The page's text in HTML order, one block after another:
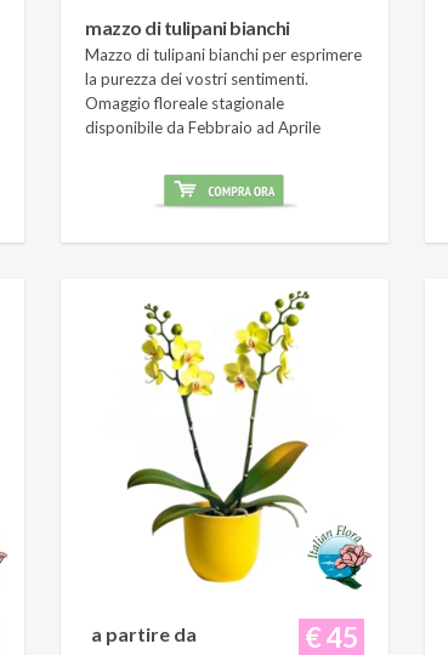
mazzo di tulipani bianchi
Mazzo di tulipani bianchi per esprimere
la purezza dei vostri sentimenti.
Omaggio floreale stagionale
disponibile da Febbraio ad Aprile
€ 45
a partire da